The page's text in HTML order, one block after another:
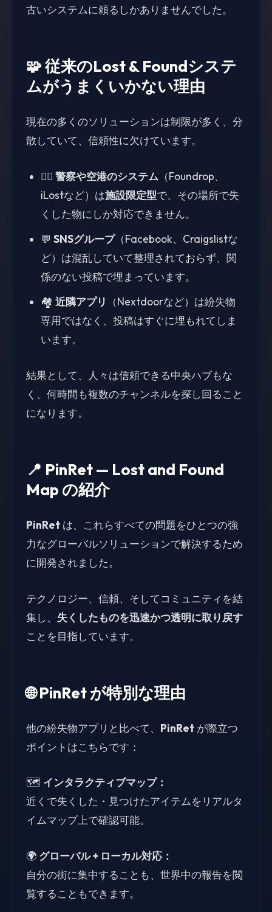
古いシステムに頼るしかありませんでした。
🧩 従来のLost & Foundシステ
ムがうまくいかない理由
現在の多くのソリューションは制限が多く、分
散していて、信頼性に欠けています。
👮‍♂️警察や空港のシステム （Foundrop、
iLostなど）は施設限定型で、その場所で失
くした物にしか対応できません。
💬SNSグループ（Facebook、Craigslistな
ど）は混乱していて整理されておらず、関
係のない投稿で埋まっています。
🏘️近隣アプリ
（Nextdoorなど）は紛失物
専用ではなく、投稿はすぐに埋もれてしま
います。
結果として、人々は信頼できる中央ハブもな
く、何時間も複数のチャンネルを探し回ること
になります。
📍 PinRet — Lost and Found
Map の紹介
PinRetは、これらすべての問題をひとつの強
力なグローバルソリューションで解決するため
に開発されました。
テクノロジー、信頼、そしてコミュニティを結
集し、 失くしたものを迅速かつ透明に取り戻す
ことを目指しています。
🌐 PinRet が特別な理由
他の紛失物アプリと比べて、 PinRetが際立つ
ポイントはこちらです：
🗺️ インタラクティブマップ：
近くで失くした・見つけたアイテムをリアルタ
イムマップ上で確認可能。
🌍 グローバル + ローカル対応：
自分の街に集中することも、世界中の報告を閲
覧することもできます。